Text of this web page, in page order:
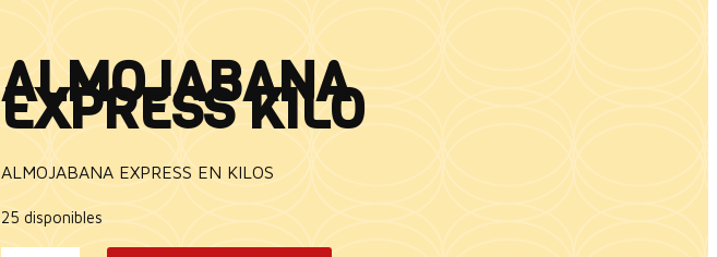
ALMOJABANA
EXPRESS KILO
ALMOJABANA EXPRESS EN KILOS
25 disponibles